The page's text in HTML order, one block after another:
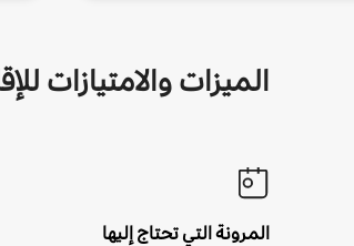
الميزات والامتيازات
المرونة التي تحتاج إليها